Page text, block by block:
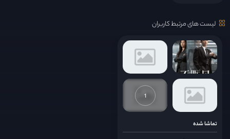
لیست های مرتبط کاربران
1
تماشا شده